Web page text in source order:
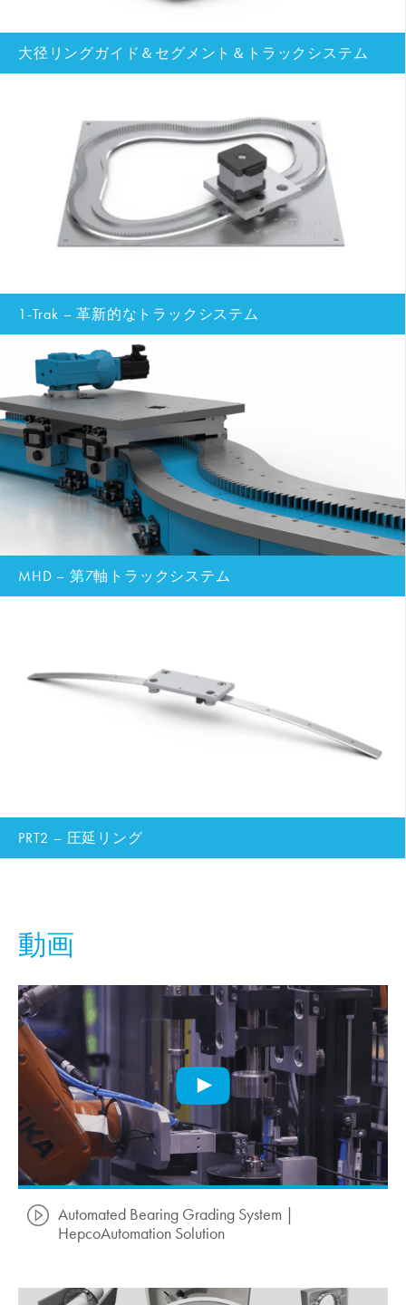
大径リングガイド＆セグメント＆トラックシステム
1-Trak – 革新的なトラックシステム
MHD – 第7軸トラックシステム
PRT2 – 圧延リング
動画
Automated Bearing Grading System |
HepcoAutomation Solution